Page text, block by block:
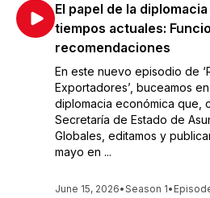
El papel de la
tiempos actuales:
recomendaciones
En este nuevo episodio de
Exportadores’, buceamos
diplomacia económica que,
Secretaría de Estado de
Globales, editamos y
mayo en ...
June 15, 2026•Season 1•